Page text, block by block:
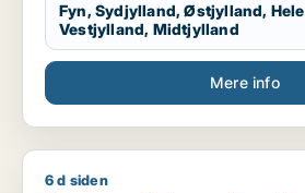
Fyn, Sydjylland, Østjylland,
Vestjylland, Midtjylland
Mere info
Lisa søger job som kreativ
6 d siden